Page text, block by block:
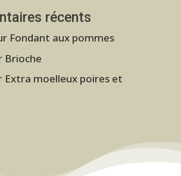
récents
Fondant aux pommes
Brioche
Extra moelleux poires et